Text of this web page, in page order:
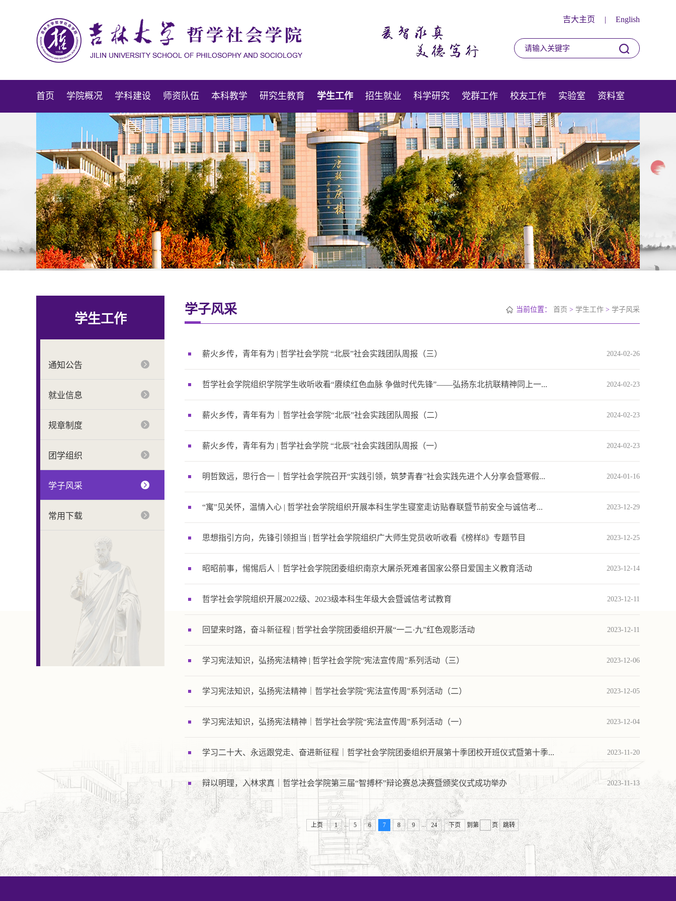
吉大主页 | English
首页 学院概况 学科建设 师资队伍 本科教学 研究生教育 学生工作 招生就业 科学研究 党群工作 校友工作 实验室 资料室
学生工作
通知公告
就业信息
规章制度
团学组织
学子风采
常用下载
学子风采 当前位置： 首页 > 学生工作 > 学子风采
薪火乡传，青年有为 | 哲学社会学院 “北辰”社会实践团队周报（三） 2024-02-26
哲学社会学院组织学院学生收听收看“赓续红色血脉 争做时代先锋”——弘扬东北抗联精神同上一... 2024-02-23
薪火乡传，青年有为｜哲学社会学院“北辰”社会实践团队周报（二） 2024-02-23
薪火乡传，青年有为 | 哲学社会学院 “北辰”社会实践团队周报（一） 2024-02-23
明哲致远，思行合一｜哲学社会学院召开“实践引领，筑梦青春”社会实践先进个人分享会暨寒假... 2024-01-16
“寓”见关怀，温情入心 | 哲学社会学院组织开展本科生学生寝室走访贴春联暨节前安全与诚信考... 2023-12-29
思想指引方向，先锋引领担当 | 哲学社会学院组织广大师生党员收听收看《榜样8》专题节目 2023-12-25
昭昭前事，惕惕后人｜哲学社会学院团委组织南京大屠杀死难者国家公祭日爱国主义教育活动 2023-12-14
哲学社会学院组织开展2022级、2023级本科生年级大会暨诚信考试教育 2023-12-11
回望来时路，奋斗新征程 | 哲学社会学院团委组织开展“一二·九”红色观影活动 2023-12-11
学习宪法知识，弘扬宪法精神 | 哲学社会学院“宪法宣传周”系列活动（三） 2023-12-06
学习宪法知识，弘扬宪法精神｜哲学社会学院“宪法宣传周”系列活动（二） 2023-12-05
学习宪法知识，弘扬宪法精神｜哲学社会学院“宪法宣传周”系列活动（一） 2023-12-04
学习二十大、永远跟党走、奋进新征程｜哲学社会学院团委组织开展第十季团校开班仪式暨第十季... 2023-11-20
辩以明理，入林求真｜哲学社会学院第三届“智搏杯”辩论赛总决赛暨颁奖仪式成功举办 2023-11-13
上页 1 ... 5 6 7 8 9 ... 24 下页 到第 页 跳转